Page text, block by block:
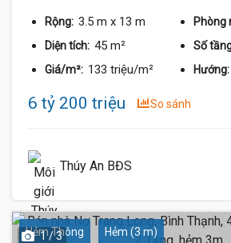
Rộng: 3.5 m x 13 m Phòng
Diện tích: 45 m² Số
Giá/m²: 133 triệu/m² Hướng:
6 tỷ 200 triệu So sánh
Thúy An BĐS
Hẻm Thông Hẻm (3 m)
1 / 3